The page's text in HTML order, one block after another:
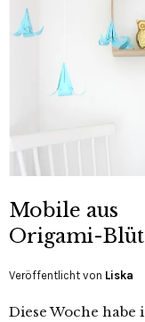
Mobile aus
Origami-
Veröffentlicht von Liska
Diese Woche